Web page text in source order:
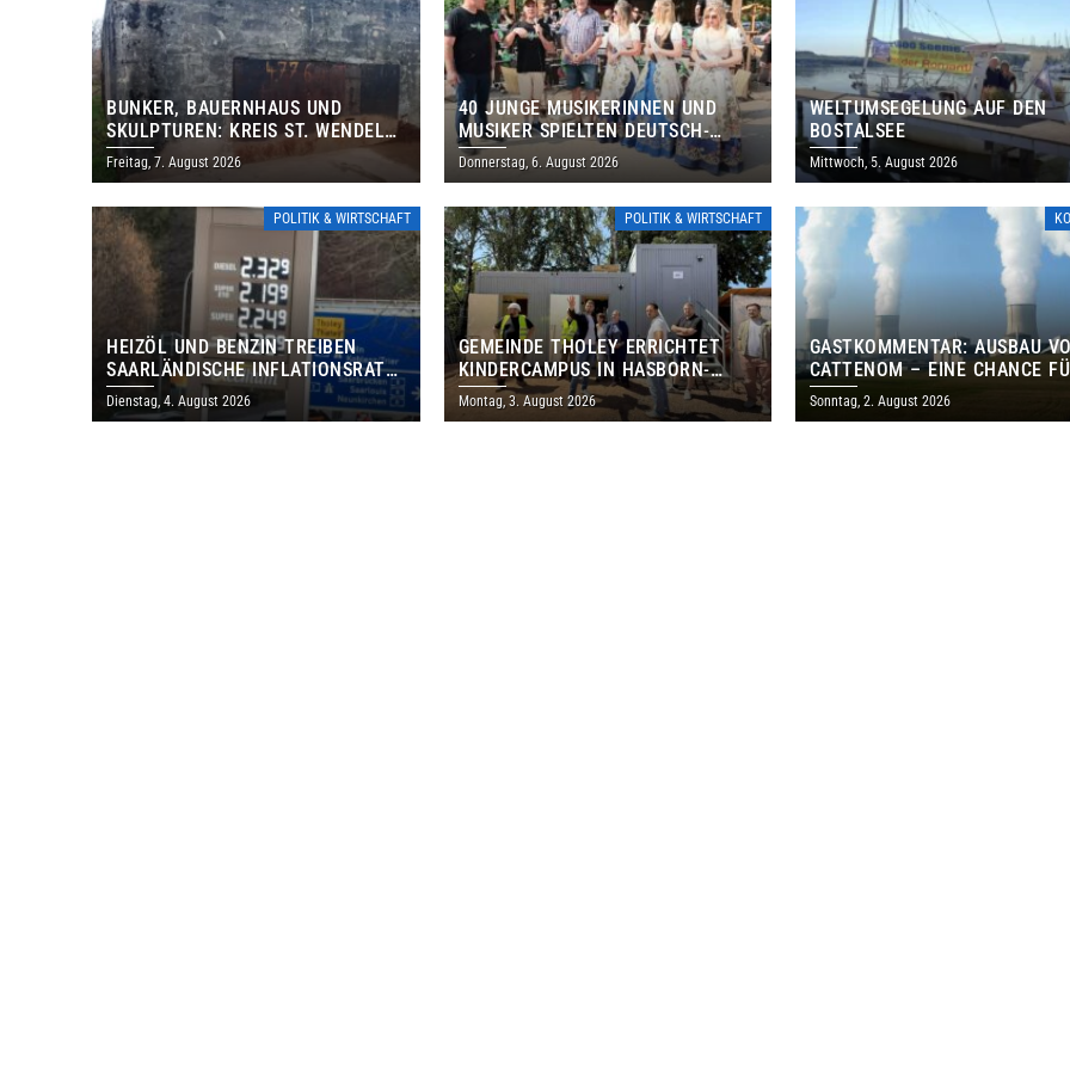
BUNKER, BAUERNHAUS UND
SKULPTUREN: KREIS ST. WENDEL
LÄDT ZUM TAG DES OFFENEN
DENKMALS EIN
Freitag, 7. August 2026
40 JUNGE MUSIKERINNEN UND
MUSIKER SPIELTEN DEUTSCH-
BRASILIANISCHES PROGRAMM IN
THOLEY
Donnerstag, 6. August 2026
WELTUMSEGELUNG AUF DEN
BOSTALSEE
Mittwoch, 5. August 2026
POLITIK & WIRTSCHAFT
HEIZÖL UND BENZIN TREIBEN
SAARLÄNDISCHE INFLATIONSRATE
IM JULI AUF 3,2 PROZENT
Dienstag, 4. August 2026
POLITIK & WIRTSCHAFT
GEMEINDE THOLEY ERRICHTET
KINDERCAMPUS IN HASBORN-
DAUTWEILER FÜR RUND 8,5 BIS 9
MILLIONEN EURO
Montag, 3. August 2026
GASTKOMMENTAR: AUSBAU
CATTENOM – EINE CHANCE
LOTHRINGEN UND DAS
Sonntag, 2. August 2026